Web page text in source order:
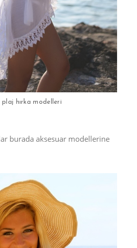
plaj hırka modelleri
burada aksesuar modellerine